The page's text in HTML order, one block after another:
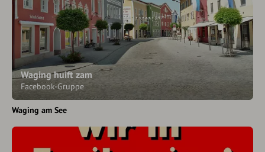
Waging huift zam
Facebook-Gruppe
Waging am See